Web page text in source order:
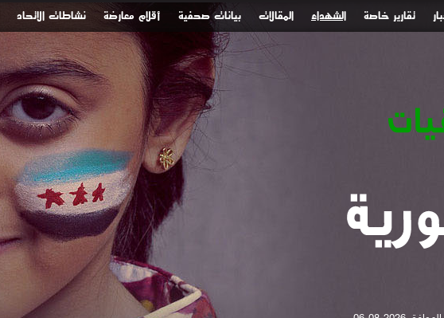
تقارير خاصة الشهداء المقالات بيانات صحفية أقلام معارضة نشاطات الاتحاد